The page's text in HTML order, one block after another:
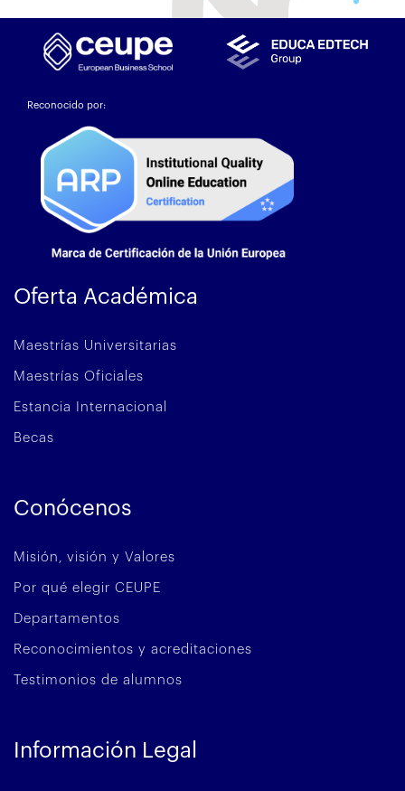
Reconocido por:
Oferta Académica
Maestrías Universitarias
Maestrías Oficiales
Estancia Internacional
Becas
Conócenos
Misión, visión y Valores
Por qué elegir CEUPE
Departamentos
Reconocimientos y acreditaciones
Testimonios de alumnos
Información Legal